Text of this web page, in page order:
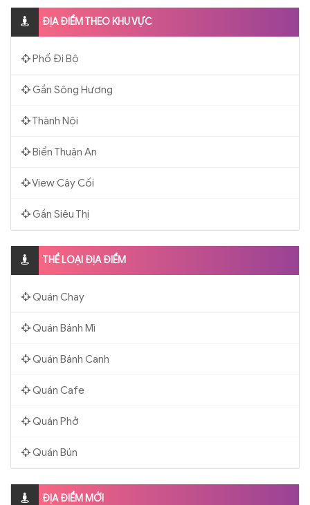
ĐỊA ĐIỂM THEO KHU VỰC
Phố Đi Bộ
Gần Sông Hương
Thành Nội
Biển Thuận An
View Cây Cối
Gần Siêu Thị
THỂ LOẠI ĐỊA ĐIỂM
Quán Chay
Quán Bánh Mì
Quán Bánh Canh
Quán Cafe
Quán Phở
Quán Bún
ĐỊA ĐIỂM MỚI